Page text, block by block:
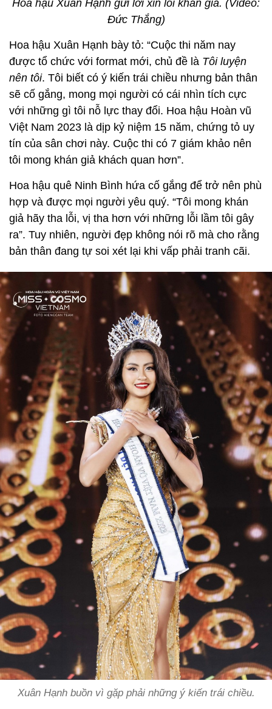
Hoa hậu Xuân Hạnh gửi lời xin lỗi khán giả. (Video:
Đức Thắng)
Hoa hậu Xuân Hạnh bày tỏ: “Cuộc thi năm nay
được tổ chức với format mới, chủ đề là Tôi luyện
nên tôi. Tôi biết có ý kiến trái chiều nhưng bản thân
sẽ cố gắng, mong mọi người có cái nhìn tích cực
với những gì tôi nỗ lực thay đổi. Hoa hậu Hoàn vũ
Việt Nam 2023 là dịp kỷ niệm 15 năm, chứng tỏ uy
tín của sân chơi này. Cuộc thi có 7 giám khảo nên
tôi mong khán giả khách quan hơn”.
Hoa hậu quê Ninh Bình hứa cố gắng để trở nên phù
hợp và được mọi người yêu quý. “Tôi mong khán
giả hãy tha lỗi, vị tha hơn với những lỗi lầm tôi gây
ra”. Tuy nhiên, người đẹp không nói rõ mà cho rằng
bản thân đang tự soi xét lại khi vấp phải tranh cãi.
Xuân Hạnh buồn vì gặp phải những ý kiến trái chiều.